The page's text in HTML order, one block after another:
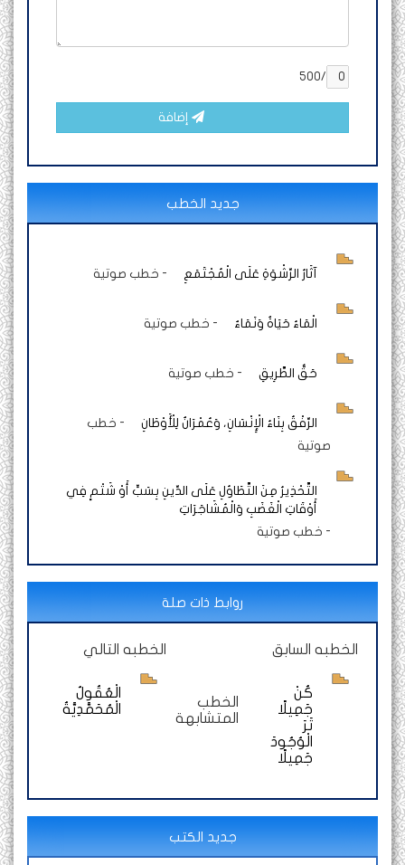
/500
إضافة
جديد الخطب
آثَارُ الرِّشْوَةِ عَلَى الْمُجْتَمَعِ - خطب صوتية
الْمَاءُ حَيَاةٌ وَنَمَاءٌ - خطب صوتية
حَقُّ الطَّرِيقِ - خطب صوتية
الرِّفْقُ بِنَاءُ الْإِنْسَانِ، وَعُمْرَانٌ لِلْأَوْطَانِ - خطب
صوتية
التَّحْذِيرُ مِنَ التَّطَاوُلِ عَلَى الدِّينِ بِسَبٍّ أَوْ شَتْمٍ فِي
أَوْقَاتِ الْغَضَبِ وَالْمُشَاجَرَاتِ
- خطب صوتية
روابط ذات صلة
الخطبه السابق
كُنْ
جَمِيلًا
تَرَ
الْوُجُودَ
جَمِيلًا
الخطب
المتشابهة
الخطبه التالي
الْعُقُولُ
الْمُحَمَّدِيَّةُ
جديد الكتب